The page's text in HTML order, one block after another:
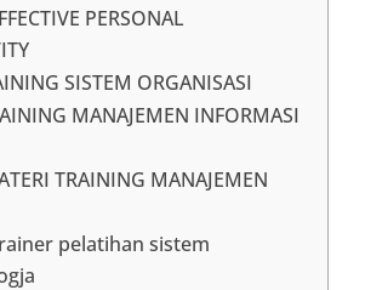
PERSONAL
SISTEM ORGANISASI
MANAJEMEN INFORMASI
TRAINING MANAJEMEN
pelatihan sistem